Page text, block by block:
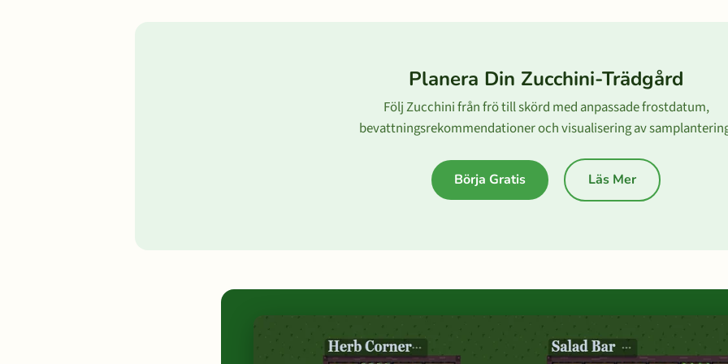
Planera Din Zucchini-Trädgård
Följ Zucchini från frö till skörd med anpassade frostdatum,
bevattningsrekommendationer och visualisering av
Börja Gratis Läs Mer